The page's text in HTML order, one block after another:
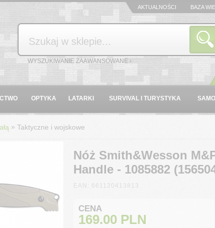
AKTUALNOŚCI BAZA
Szukaj
WYSZUKIWANIE ZAAWANSOWANE ›
OPTYKA LATARKI SURVIVAL I TURYSTYKA
» Taktyczne i wojskowe
Nóż Smith&Wesson
Handle - 1085882
EAN: 661120413813
CENA
169.00 PLN